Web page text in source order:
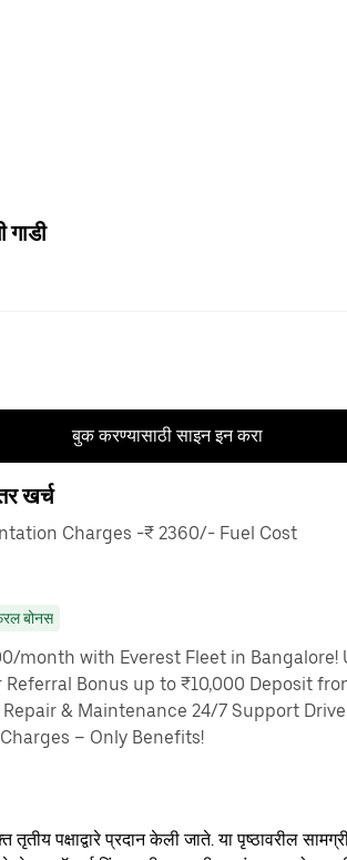
गाडी
बुक करण्यासाठी साइन इन करा
खर्च
Charges -₹ 2360/- Fuel Cost
बोनस
month with Everest Fleet in Bangalore!
Bonus up to ₹10,000 Deposit
Repair & Maintenance 24/7 Support
– Only Benefits!
तृतीय पक्षाद्वारे प्रदान केली जाते. या पृष्ठावरील